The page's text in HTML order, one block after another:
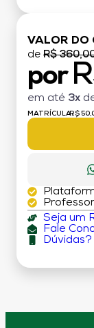
VALOR DO
de R$
por
em até 3x
MATRÍCULA:R$
Seja um
Fale